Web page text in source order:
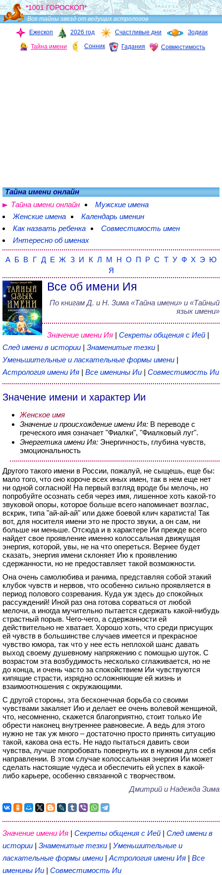
*1001 ГОРОСКОП*
Все тайны звезд от ведущих астрологов
Ежескоп
2026 год Счастливые дни Зодиак
Тайна имени Сонник Гадания Совместимость
Тайна имени онлайн
Тайна имени онлайн
Мужские имена
Женские имена
Календарь именин
Как назвать ребенка
Совместимость имен
Интересно об именах
А Б В Г Д Е Ж З И К Л М Н О П Р С Т У Ф Х Э Ю
Я
Все об имени Ия
По книгам Д. и Н. Зима «Тайна имени» и «Тайный
язык имени»
Значение имени Ия | Секреты общения с Ией |
След имени в истории | Знаменитые тезки |
Уменьшительные и ласкательные формы имени |
Астрология имени Ия | Все именины Ии | Совместимость Ии
Значение имени и характер Ии
Женское имя
Значение и происхождение имени Ия: В переводе с
греческого имя означает "Фиалки", "Фиалковый луг".
Энергетика имени Ия: Энергичность, глубина чувств,
эмоциональность
Другого такого имени в России, пожалуй, не сыщешь, еще бы:
мало того, что оно короче всех иных имен, так в нем еще нет
ни одной согласной! На первый взгляд вроде бы мелочь, но
попробуйте осознать себя через имя, лишенное хоть какой-то
звуковой опоры, которое больше всего напоминает возглас,
вскрик, типа "ай-ай-ай" или даже боевой клич каратиста! Так
вот, для носителя имени это не просто звуки, а он сам, ни
больше ни меньше. Отсюда и в характере Ии прежде всего
найдет свое проявление именно колоссальная движущая
энергия, которой, увы, не на что опереться. Вернее будет
сказать, энергия имени склоняет Ию к проявлению
сдержанности, но не предоставляет такой возможности.
Она очень самолюбива и ранима, представляя собой этакий
клубок чувств и нервов, что особенно сильно проявляется в
период полового созревания. Куда уж здесь до спокойных
рассуждений! Иной раз она готова сорваться от любой
мелочи, а иногда мучительно пытается сдержать какой-нибудь
страстный порыв. Чего-чего, а сдержанности ей
действительно не хватает. Хорошо хоть, что среди присущих
ей чувств в большинстве случаев имеется и прекрасное
чувство юмора, так что у нее есть неплохой шанс давать
выход своему душевному напряжению с помощью шуток. С
возрастом эта возбудимость несколько сглаживается, но не
до конца, и очень часто за спокойствием Ии чувствуются
кипящие страсти, изрядно осложняющие ей жизнь и
взаимоотношения с окружающими.
С другой стороны, эта бесконечная борьба со своими
чувствами закаляет Ию и делает ее очень волевой женщиной,
что, несомненно, скажется благоприятно, стоит только Ие
обрести наконец внутреннее равновесие. А ведь для этого
нужно не так уж много – достаточно просто принять ситуацию
такой, какова она есть. Не надо пытаться давить свои
чувства, лучше попробовать повернуть их в нужном для себя
направлении. В этом случае колоссальная энергия Ии может
сделать настоящие чудеса и обеспечить ей успех в какой-
либо карьере, особенно связанной с творчеством.
Дмитрий и Надежда Зима
Значение имени Ия | Секреты общения с Ией | След имени в
истории | Знаменитые тезки | Уменьшительные и
ласкательные формы имени | Астрология имени Ия | Все
именины Ии | Совместимость Ии